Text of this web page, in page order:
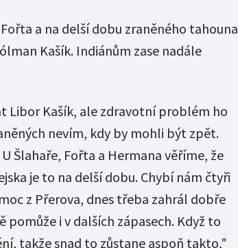
a na delší dobu zraněného tahouna
Kašík. Indiánům zase nadále
Libor Kašík, ale zdravotní problém ho
nevím, kdy by mohli být zpět.
Šlahaře, Fořta a Hermana věříme, že
je to na delší dobu. Chybí nám čtyři
z Přerova, dnes třeba zahrál dobře
pomůže i v dalších zápasech. Když to
takže snad to zůstane aspoň takto,"